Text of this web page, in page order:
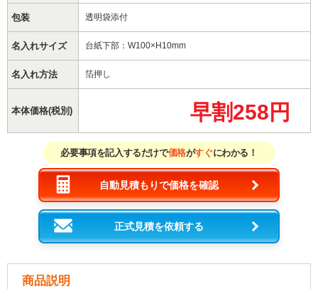
包装 透明袋添付
名入れサイズ 台紙下部：W100×H10mm
名入れ方法 箔押し
本体価格(税別) 早割258円
必要事項を記入するだけで価格がすぐにわかる！
自動見積もりで価格を確認
正式見積を依頼する
商品説明